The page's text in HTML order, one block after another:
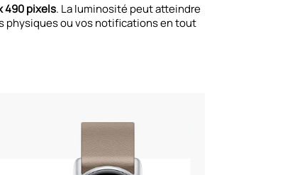
490 pixels. La luminosité peut atteindre
physiques ou vos notifications en tout